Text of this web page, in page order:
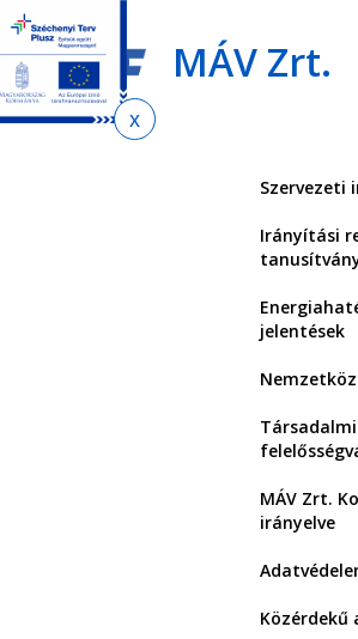
Ugrás
az
almenühöz
Ugrás
tartalomra
Ugrás
az
oldaltérképre
MÁV Zrt.
Szervezeti
Irányítási
jelentések
Társadalmi
MÁV Zrt.
irányelve
Közérdekű